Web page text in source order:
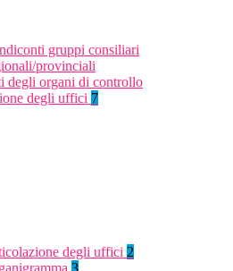
gruppi consiliari
provinciali
degli organi di controllo
degli uffici 7
degli uffici 2